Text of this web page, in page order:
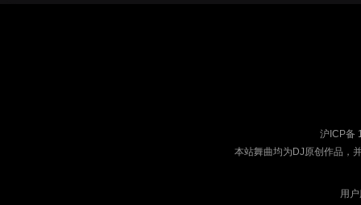
沪ICP备
本站舞曲均为DJ原创作品，
用